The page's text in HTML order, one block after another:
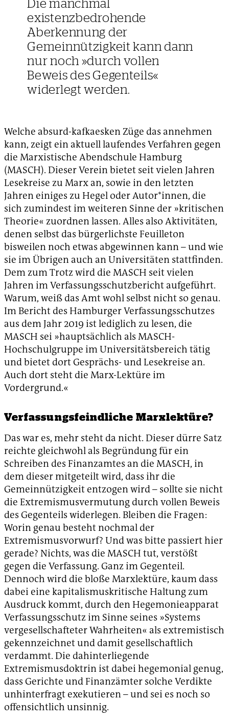
Die manchmal
existenzbedrohende
Aberkennung der
Gemeinnützigkeit kann dann
nur noch »durch vollen
Beweis des Gegenteils«
widerlegt werden.
Welche absurd-kafkaesken Züge das annehmen
kann, zeigt ein aktuell laufendes Verfahren gegen
die Marxistische Abendschule Hamburg
(MASCH). Dieser Verein bietet seit vielen Jahren
Lesekreise zu Marx an, sowie in den letzten
Jahren einiges zu Hegel oder Autor*innen, die
sich zumindest im weiteren Sinne der »kritischen
Theorie« zuordnen lassen. Alles also Aktivitäten,
denen selbst das bürgerlichste Feuilleton
bisweilen noch etwas abgewinnen kann – und wie
sie im Übrigen auch an Universitäten stattfinden.
Dem zum Trotz wird die MASCH seit vielen
Jahren im Verfassungsschutzbericht aufgeführt.
Warum, weiß das Amt wohl selbst nicht so genau.
Im Bericht des Hamburger Verfassungsschutzes
aus dem Jahr 2019 ist lediglich zu lesen, die
MASCH sei »hauptsächlich als MASCH-
Hochschulgruppe im Universitätsbereich tätig
und bietet dort Gesprächs- und Lesekreise an.
Auch dort steht die Marx-Lektüre im
Vordergrund.«
Verfassungsfeindliche Marxlektüre?
Das war es, mehr steht da nicht. Dieser dürre Satz
reichte gleichwohl als Begründung für ein
Schreiben des Finanzamtes an die MASCH, in
dem dieser mitgeteilt wird, dass ihr die
Gemeinnützigkeit entzogen wird – sollte sie nicht
die Extremismusvermutung durch vollen Beweis
des Gegenteils widerlegen. Bleiben die Fragen:
Worin genau besteht nochmal der
Extremismusvorwurf? Und was bitte passiert hier
gerade? Nichts, was die MASCH tut, verstößt
gegen die Verfassung. Ganz im Gegenteil.
Dennoch wird die bloße Marxlektüre, kaum dass
dabei eine kapitalismuskritische Haltung zum
Ausdruck kommt, durch den Hegemonieapparat
Verfassungsschutz im Sinne seines »Systems
vergesellschafteter Wahrheiten« als extremistisch
gekennzeichnet und damit gesellschaftlich
verdammt. Die dahinterliegende
Extremismusdoktrin ist dabei hegemonial genug,
dass Gerichte und Finanzämter solche Verdikte
unhinterfragt exekutieren – und sei es noch so
offensichtlich unsinnig.